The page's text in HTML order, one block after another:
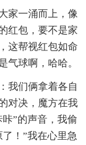
家一涌而上，像
红包，要不是家
这帮视红包如命
气球啊，哈哈。
我们俩拿着各自
对决，魔方在我
”的声音，我偷
！”我在心里急